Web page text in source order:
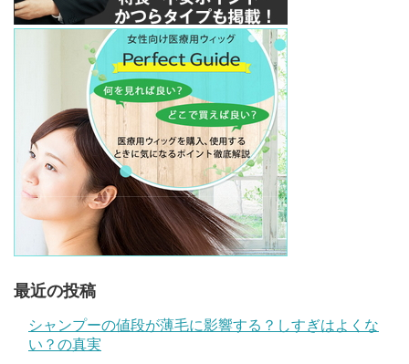
最近の投稿
シャンプーの値段が薄毛に影響する？しすぎはよくな
い？の真実